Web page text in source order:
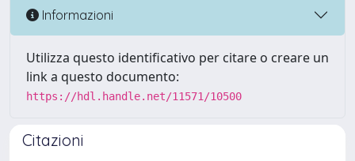
Informazioni
Utilizza questo identificativo per citare o creare un
link a questo documento:
https://hdl.handle.net/11571/10500
Citazioni